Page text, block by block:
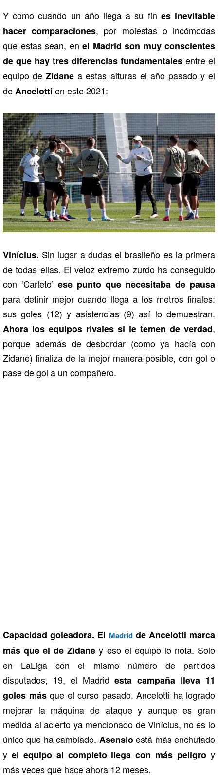
Y como cuando un año llega a su fin es inevitable
hacer comparaciones, por molestas o incómodas
que estas sean, en el Madrid son muy conscientes
de que hay tres diferencias fundamentales entre el
equipo deZidane a estas alturas el año pasado y el
deAncelotti en este 2021:
Vinícius. Sin lugar a dudas el brasileño es la primera
de todas ellas. El veloz extremo zurdo ha conseguido
con ‘Carleto’ ese punto que necesitaba de pausa
para definir mejor cuando llega a los metros finales:
sus goles (12) y asistencias (9) así lo demuestran.
Ahora los equipos rivales si le temen de verdad,
porque además de desbordar (como ya hacía con
Zidane) finaliza de la mejor manera posible, con gol o
pase de gol a un compañero.
Capacidad goleadora. El Madridde Ancelotti marca
más que el de Zidaney eso el equipo lo nota. Solo
en LaLiga con el mismo número de partidos
disputados, 19, el Madrid esta campaña lleva 11
goles másque el curso pasado. Ancelotti ha logrado
mejorar la máquina de ataque y aunque es gran
medida al acierto ya mencionado de Vinícius, no es lo
único que ha cambiado. Asensioestá más enchufado
y el equipo al completo llega con más peligro y
más veces que hace ahora 12 meses.